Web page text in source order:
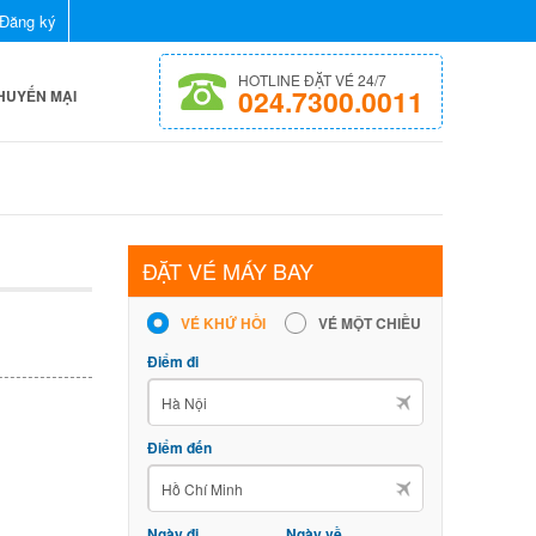
ký
HOTLINE ĐẶT VÉ 24/7
024.7300.0011
MẠI
ĐẶT VÉ MÁY BAY
VÉ KHỨ HỒI
VÉ MỘT CHIỀU
Điểm đi
Điểm đến